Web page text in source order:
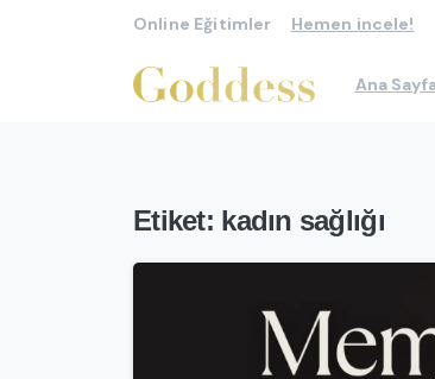
Online Eğitimler Hemen incele!
Ana
Etiket: kadın sağlığı